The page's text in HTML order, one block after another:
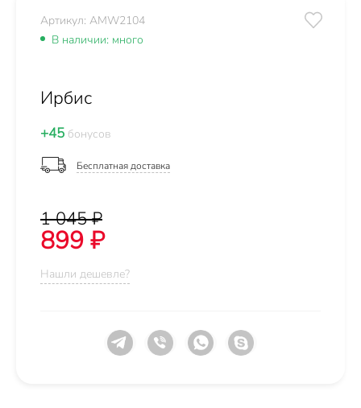
Артикул: AMW2104
В наличии: много
Ирбис
+45 бонусов
Бесплатная доставка
1 045 ₽
899 ₽
Нашли дешевле?